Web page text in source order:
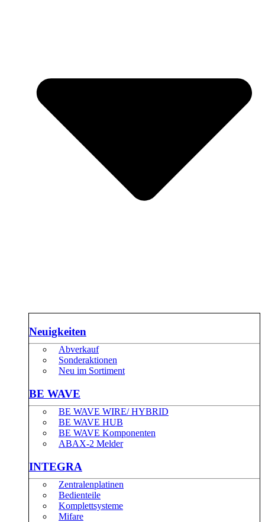
Neuigkeiten
Abverkauf
Sonderaktionen
Neu im Sortiment
BE WAVE
BE WAVE WIRE/ HYBRID
BE WAVE HUB
BE WAVE Komponenten
ABAX-2 Melder
INTEGRA
Zentralenplatinen
Bedienteile
Komplettsysteme
Mifare